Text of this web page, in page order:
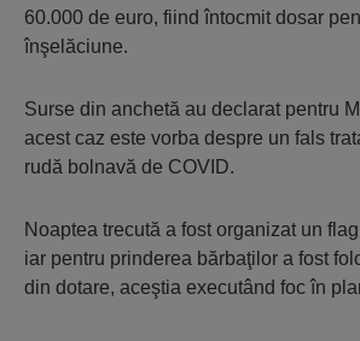
60.000 de euro, fiind întocmit dosar
înşelăciune.
Surse din anchetă au declarat pentru
acest caz este vorba despre un fals
rudă bolnavă de COVID.
Noaptea trecută a fost organizat un
iar pentru prinderea bărbaţilor a fost
din dotare, aceştia executând foc în